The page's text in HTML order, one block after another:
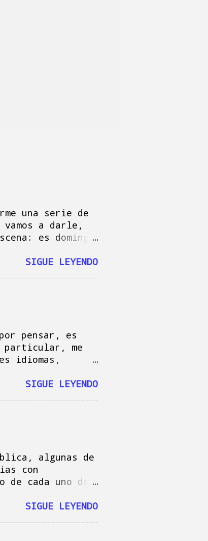
una serie de
a darle,
es domingo
escribiendo
a tiempo,
cierto: según
mi precaución
SIGUE LEYENDO
pensar, es
particular, me
idiomas,
Hace un
o
misma
y del verbo:
donde, quizás
los
SIGUE LEYENDO
algunas de
con
cada uno de
tienen una
SIGUE LEYENDO